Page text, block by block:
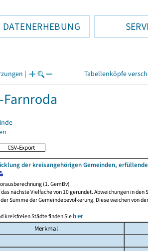
DATENERHEBUNG
| Tabellenköpfe
der kreisangehörigen Gemeinden,
(1. GemBv)
nächste Vielfache von 10 gerundet. Abweichungen in
Summe der Gemeindebevölkerung. Diese weichen von
kreisfreien Städte finden Siehier
Merkmal